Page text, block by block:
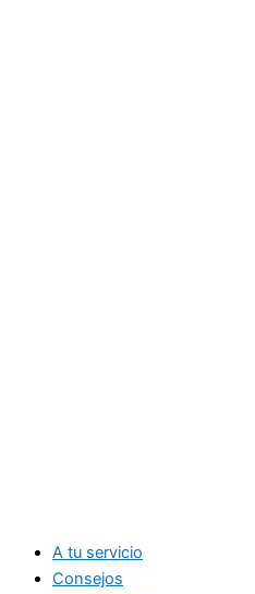
A tu servicio
Consejos